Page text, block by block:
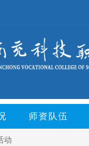
师资队伍
动